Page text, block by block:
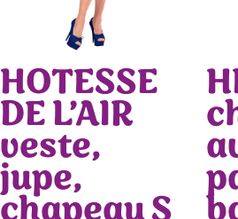
HOTESSE
DE L’AIR
veste,
jupe,